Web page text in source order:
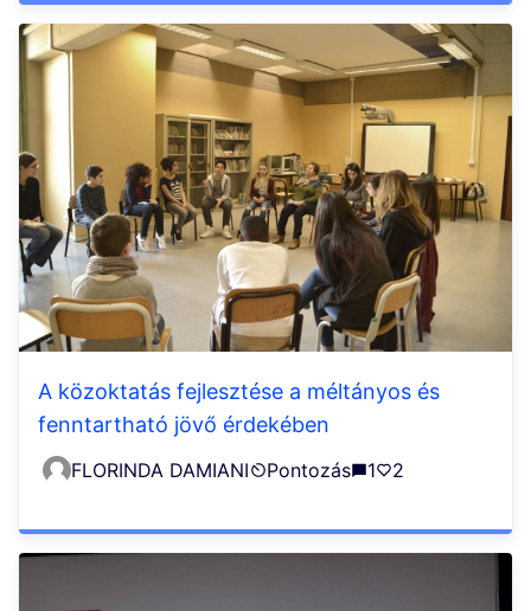
A közoktatás fejlesztése a méltányos és
fenntartható jövő érdekében
FLORINDA DAMIANI Pontozás 1 2